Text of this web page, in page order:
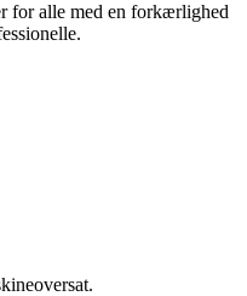
for alle med en forkærlighed